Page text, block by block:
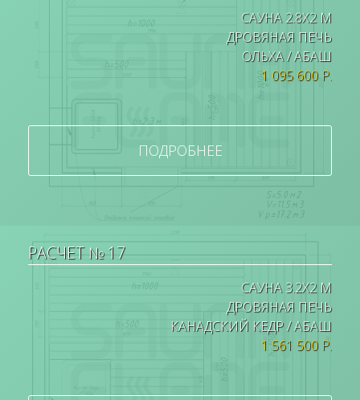
САУНА 2.8Х2 М
ДРОВЯНАЯ ПЕЧЬ
ОЛЬХА / АБАШ
1 095 600 Р.
ПОДРОБНЕЕ
РАСЧЕТ № 17
САУНА 3.2Х2 М
ДРОВЯНАЯ ПЕЧЬ
КАНАДСКИЙ КЕДР / АБАШ
1 561 500 Р.